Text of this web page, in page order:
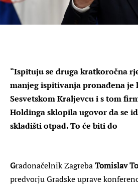
“Ispituju se druga kratkoročna
manjeg ispitivanja pronađena je
Sesvetskom Kraljevcu i s tom
Holdinga sklopila ugovor da se
skladišti otpad. To će biti do
Gradonačelnik ZagrebaTomislav
predvorju Gradske uprave